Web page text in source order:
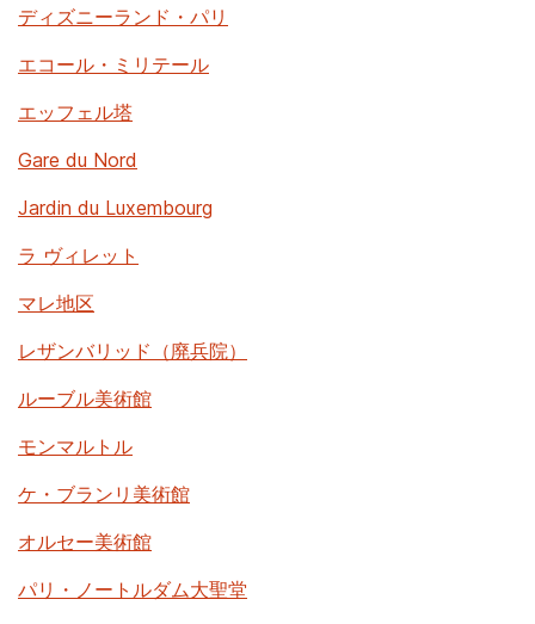
ディズニーランド・パリ
エコール・ミリテール
エッフェル塔
Gare du Nord
Jardin du Luxembourg
ラ ヴィレット
マレ地区
レザンバリッド（廃兵院）
ルーブル美術館
モンマルトル
ケ・ブランリ美術館
オルセー美術館
パリ・ノートルダム大聖堂